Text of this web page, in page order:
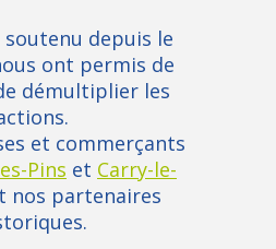
depuis le
ont permis de
démultiplier les
et commerçants
Pins et Carry-le-
nos partenaires